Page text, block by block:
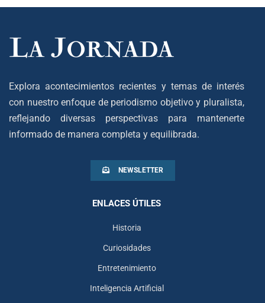
Explora acontecimientos recientes y temas de interés
con nuestro enfoque de periodismo objetivo y pluralista,
reflejando diversas perspectivas para mantenerte
informado de manera completa y equilibrada.
NEWSLETTER
ENLACES ÚTILES
Historia
Curiosidades
Entretenimiento
Inteligencia Artificial